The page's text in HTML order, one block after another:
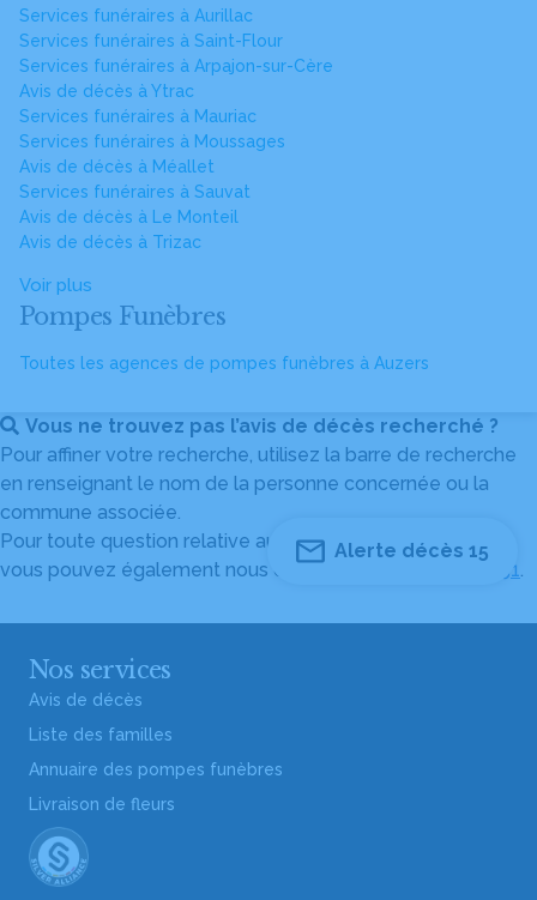
Services funéraires à Aurillac
Services funéraires à Saint-Flour
Services funéraires à Arpajon-sur-Cère
Avis de décès à Ytrac
Services funéraires à Mauriac
Services funéraires à Moussages
Avis de décès à Méallet
Services funéraires à Sauvat
Avis de décès à Le Monteil
Avis de décès à Trizac
Voir plus
Pompes Funèbres
Toutes les agences de pompes funèbres à Auzers
Vous ne trouvez pas l’avis de décès recherché ?
Pour affiner votre recherche, utilisez la barre de recherche
en renseignant le nom de la personne concernée ou la
commune associée.
Pour toute question relative au fonctionnement du site,
vous pouvez également nous contacter au
04 82 53 51 51.
Alerte décès 15
Nos services
Avis de décès
Liste des familles
Annuaire des pompes funèbres
Livraison de fleurs